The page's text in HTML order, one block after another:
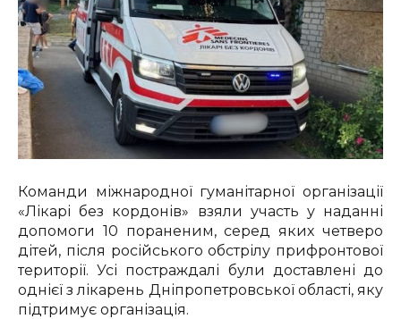
Команди міжнародної гуманітарної організації
«Лікарі без кордонів» взяли участь у наданні
допомоги 10 пораненим, серед яких четверо
дітей, після російського обстрілу прифронтової
території. Усі постраждалі були доставлені до
однієї з лікарень Дніпропетровської області, яку
підтримує організація.